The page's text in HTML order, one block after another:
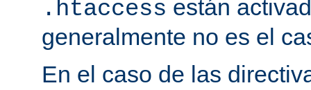
.htaccess están
generalmente no es el
En el caso de las